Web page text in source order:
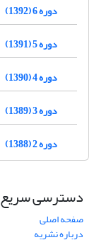
دوره 6 (1392)
دوره 5 (1391)
دوره 4 (1390)
دوره 3 (1389)
دوره 2 (1388)
دسترسی سریع
صفحه اصلی
درباره نشریه